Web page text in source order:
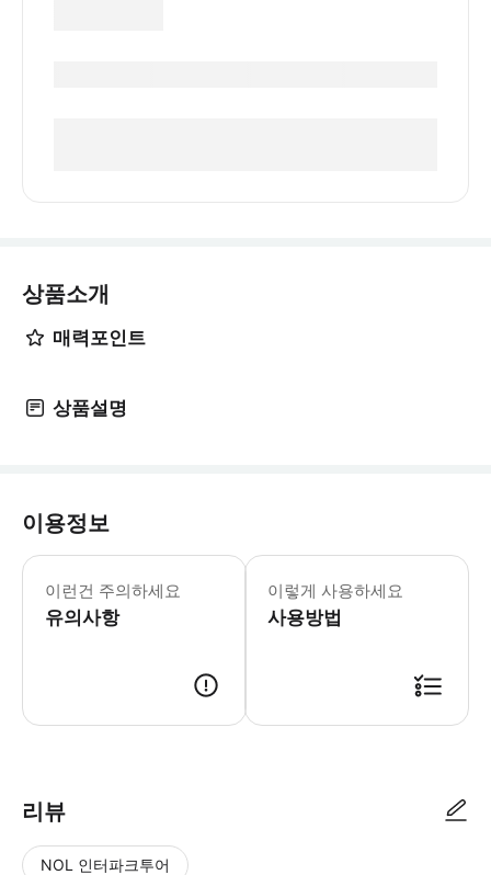
상품소개
매력포인트
상품설명
이용정보
이런건 주의하세요
유의사항
✅ 일정 - 선택하신 미팅 포인트에서
이렇게 사용하세요
사용방법
리뷰
NOL 인터파크투어